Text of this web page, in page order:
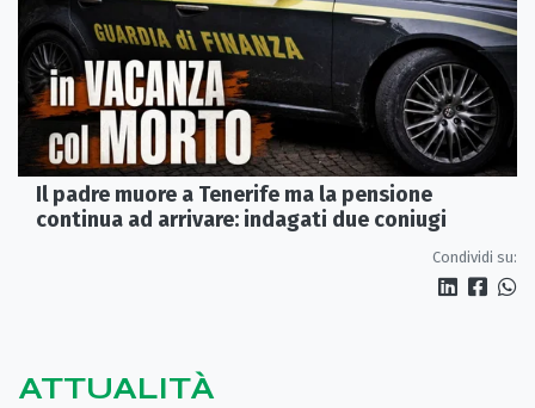
Il padre muore a Tenerife ma la pensione
continua ad arrivare: indagati due coniugi
Condividi su:
ATTUALITÀ